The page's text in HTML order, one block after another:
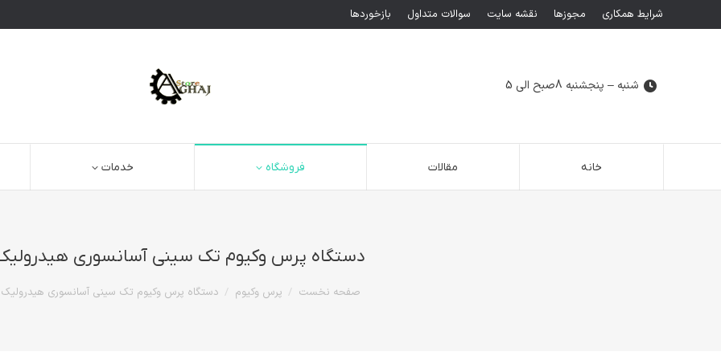
شرایط همکاری مجوزها نقشه سایت سوالات متداول بازخوردها
شنبه – پنجشنبه 8صبح الی 5
خانه مقالات فروشگاه خدمات
دستگاه پرس وکیوم تک سینی آسانسوری
مکان شما:
صفحه نخست پرس وکیوم دستگاه پرس وکیوم تک سینی آسانسوری هیدرولیک